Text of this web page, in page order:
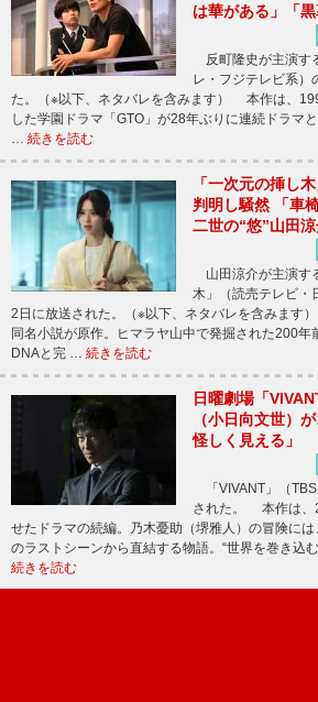
は華がある」「黒
反町隆史が主演す
レ・フジテレビ系）
た。（※以下、ネタバレを含みます） 本作は、
した学園ドラマ「GTO」が28年ぶりに連続ドラマ
… 続きを読む
「一次元の挿し
判明し騒然 「車
二世の“悠”山田涼
山田涼介が主演す
木」（読売テレビ・
2日に放送された。（※以下、ネタバレを含みます
同名小説が原作。ヒマラヤ山中で発掘された200年
DNAと完 … 続きを読む
日曜劇場「
（小日向文世）
怪しく見える」
「VIVANT」（
された。 本作は、
せたドラマの続編。乃木憂助（堺雅人）の冒険に
のラストシーンから直結する物語。“世界を巻き込
続きを読む